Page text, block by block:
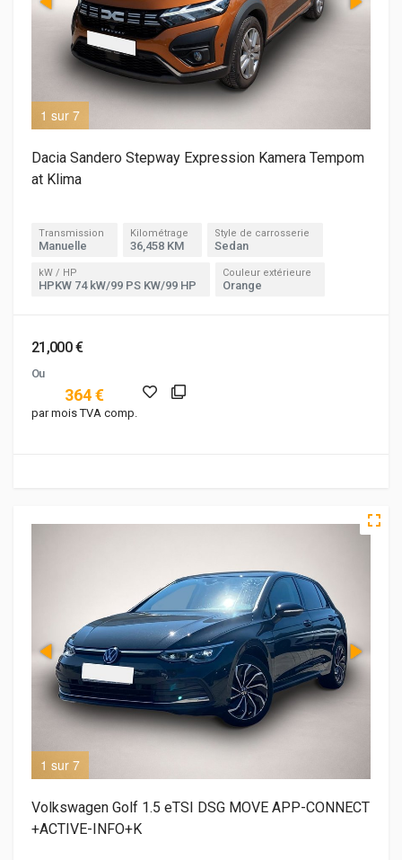
1 sur 7
Dacia Sandero Stepway Expression Kamera Tempom
at Klima
Transmission
Manuelle
Kilométrage
36,458 KM
Style de carrosserie
Sedan
kW / HP
HPKW 74 kW/99 PS KW/99 HP
Couleur extérieure
Orange
21,000 €
Ou
364 €
par mois TVA comp.
1 sur 7
Volkswagen Golf 1.5 eTSI DSG MOVE APP-CONNECT
+ACTIVE-INFO+K